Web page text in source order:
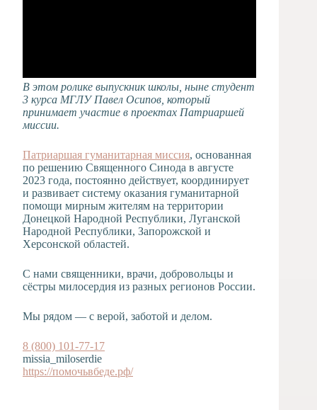
В этом ролике выпускник школы, ныне студент
3 курса МГЛУ Павел Осипов, который
принимает участие в проектах Патриаршей
миссии.
Патриаршая гуманитарная миссия, основанная
по решению Священного Синода в августе
2023 года, постоянно действует, координирует
и развивает систему оказания гуманитарной
помощи мирным жителям на территории
Донецкой Народной Республики, Луганской
Народной Республики, Запорожской и
Херсонской областей.
С нами священники, врачи, добровольцы и
сёстры милосердия из разных регионов России.
Мы рядом — с верой, заботой и делом.
8 (800) 101-77-17
missia_miloserdie
https://помочьвбеде.рф/